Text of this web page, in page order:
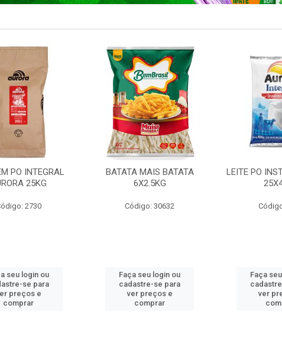
PO INTEGRAL
25KG
2730
seu login ou
se para
preços e
comprar
BATATA MAIS BATATA
6X2.5KG
Código: 30632
Faça seu login ou
cadastre-se para
ver preços e
comprar
LEITE PO
Faça
ver